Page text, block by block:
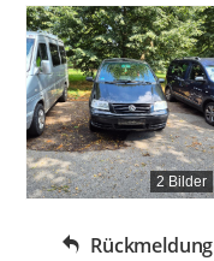
2 Bilder
Rückmeldung